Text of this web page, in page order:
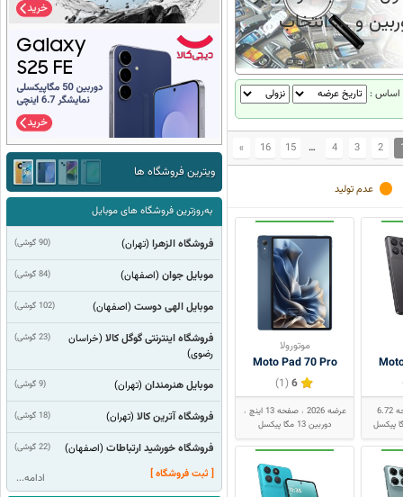
و ... انتخاب
اساس :
2
3
4
…
15
16
»
عدم تولید
صفحه 6.72
موتورولا
Moto Pad 70 Pro
6
(1)
عرضه 2026
صفحه 13 اینچ
دوربین 13 مگا پیکسل
ویترین فروشگاه ها
به‌روزترین فروشگاه های موبایل
(90 گوشی) فروشگاه الزهرا (تهران)
(84 گوشی) موبایل جوان (اصفهان)
(102 گوشی) موبایل الهی دوست (اصفهان)
(23 گوشی) فروشگاه اینترنتی گوگل کالا (خراسان
رضوی)
(9 گوشی) موبایل هنرمندان (تهران)
(18 گوشی) فروشگاه آترین کالا (تهران)
(22 گوشی) فروشگاه خورشید ارتباطات (اصفهان)
[ ثبت فروشگاه ]
ادامه...